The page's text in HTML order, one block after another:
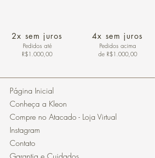
2x sem juros
Pedidos até
R$1.000,00
4x sem juros
Pedidos acima
de R$1.000,00
Página Inicial
Conheça a Kleon
Compre no Atacado - Loja Virtual
Instagram
Contato